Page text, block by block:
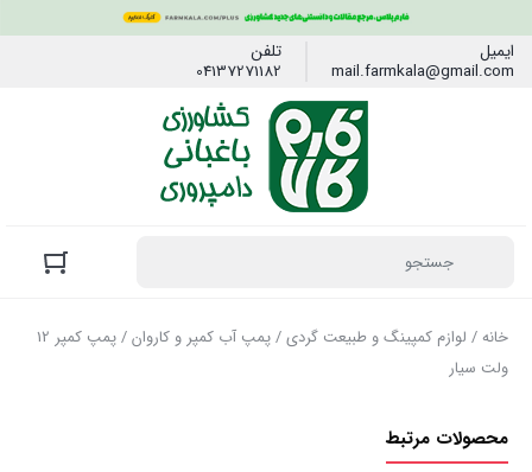
ایمیل
mail.farmkala@gmail.com
تلفن
04137271182
خانه/ لوازم کمپینگ و طبیعت گردی/پمپ آب کمپر و کاروان
/ پمپ کمپر 12
ولت سیار
محصولات مرتبط